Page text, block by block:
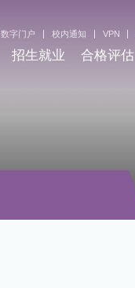
数字门户 校内通知 VPN
招生就业 合格评估